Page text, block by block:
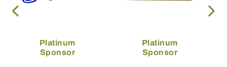
Platinum
Sponsor
Platinum
Sponsor